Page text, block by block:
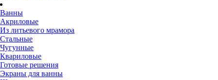
Ванны
Акриловые
Из литьевого мрамора
Стальные
Чугунные
Квариловые
Готовые решения
Экраны для ванны